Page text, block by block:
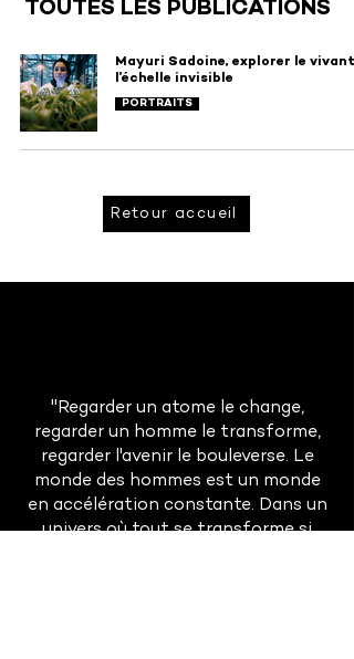
TOUTES LES PUBLICATIONS
Mayuri Sadoine, explorer le vivant
l’échelle invisible
PORTRAITS
Retour accueil
"Regarder un atome le change,
regarder un homme le transforme,
regarder l'avenir le bouleverse. Le
monde des hommes est un monde
en accélération constante. Dans un
univers où tout se transforme si